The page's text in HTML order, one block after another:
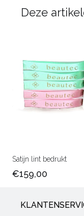
Deze
Satijn lint bedrukt
€159,00